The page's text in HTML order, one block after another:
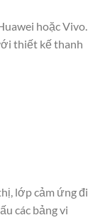
hoặc Vivo.
thiết kế thanh
lớp cảm ứng đi
các bảng vi